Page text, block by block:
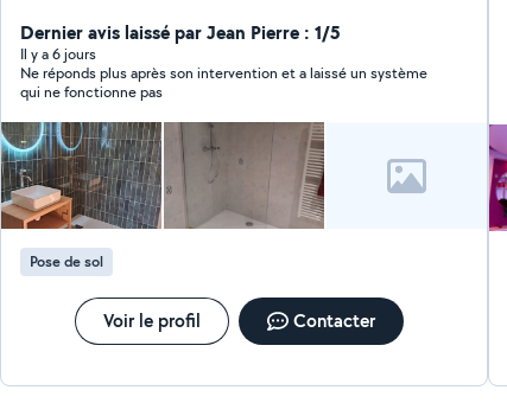
Dernier avis laissé par Jean Pierre : 1/5
Il y a 6 jours
Ne réponds plus après son intervention et a laissé un système
qui ne fonctionne pas
Pose de sol
Voir le profil Contacter